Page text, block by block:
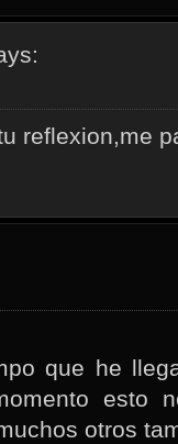
reflexion,me
que he
esto
otros